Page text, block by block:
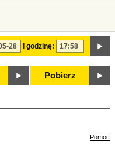
i godzinę:
Pobierz
Pomoc